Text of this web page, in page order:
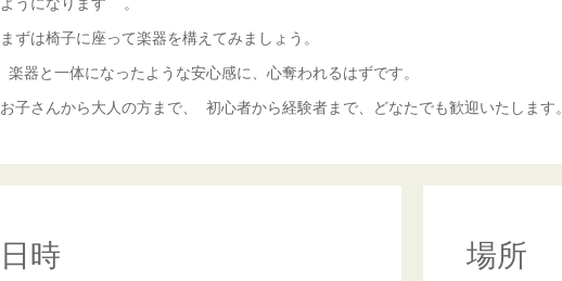
まずは椅子に座って楽器を構えてみましょう。
楽器と一体になったような安心感に、心奪われるはずです。
お子さんから大人の方まで、 初心者から経験者まで、どなたでも歓迎いたします。
日時 場所